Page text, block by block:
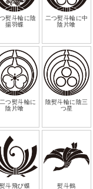
熨斗輪に陰
揚羽蝶
二つ熨斗輪に中
陰片喰
つ熨斗輪に
陰片喰
陰熨斗輪に陰三
つ星
熨斗飛び蝶 熨斗鶴